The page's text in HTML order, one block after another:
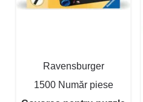
Ravensburger
1500 Număr piese